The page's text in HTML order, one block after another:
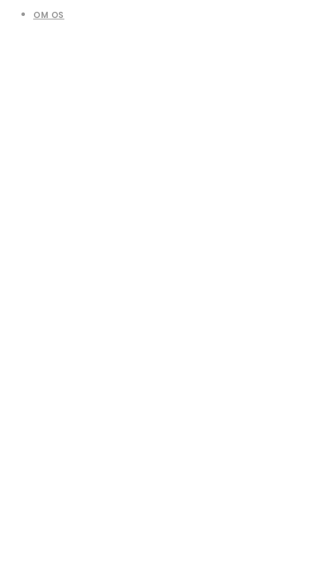
OM OS